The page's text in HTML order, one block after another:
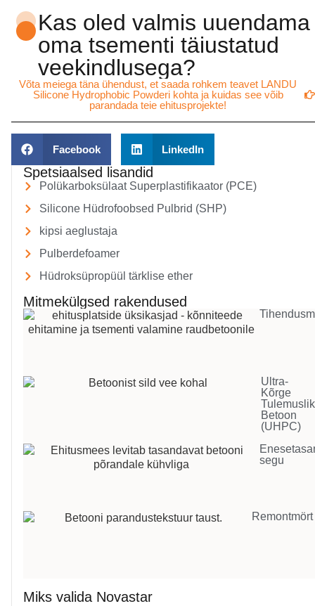
Kas oled valmis uuendama
oma tsementi täiustatud
veekindlusega?
Võta meiega täna ühendust, et saada rohkem teavet LANDU
Silicone Hydrophobic Powderi kohta ja kuidas see võib
parandada teie ehitusprojekte!
Facebook LinkedIn
Spetsiaalsed lisandid
Polükarboksülaat Superplastifikaator (PCE)
Silicone Hüdrofoobsed Pulbrid (SHP)
kipsi aeglustaja
Pulberdefoamer
Hüdroksüpropüül tärklise ether
Mitmekülgsed rakendused
Ultra-
Kõrge
Betoon
(UHPC)
segu
Remontmört
Miks valida Novastar